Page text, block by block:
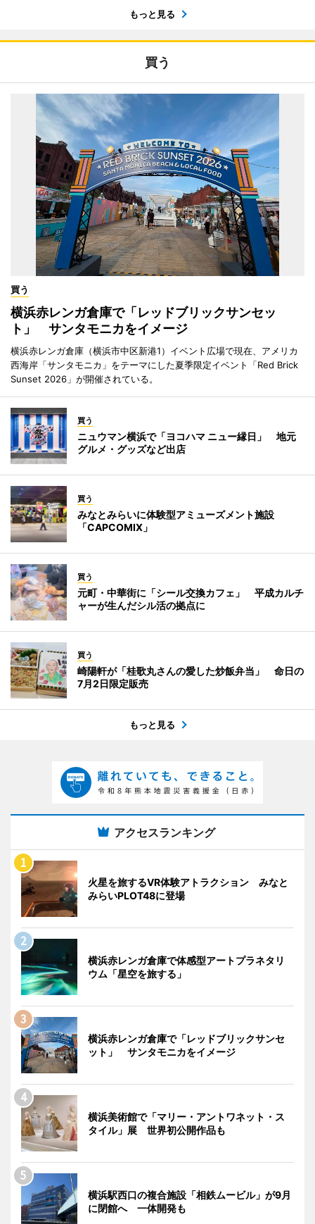
もっと見る
買う
買う
横浜赤レンガ倉庫で「レッドブリックサンセッ
ト」 サンタモニカをイメージ
横浜赤レンガ倉庫（横浜市中区新港1）イベント広場で現在、アメリカ
西海岸「サンタモニカ」をテーマにした夏季限定イベント「Red Brick
Sunset 2026」が開催されている。
買う
ニュウマン横浜で「ヨコハマ ニュー縁日」 地元
グルメ・グッズなど出店
買う
みなとみらいに体験型アミューズメント施設
「CAPCOMIX」
買う
元町・中華街に「シール交換カフェ」 平成カルチ
ャーが生んだシル活の拠点に
買う
崎陽軒が「桂歌丸さんの愛した炒飯弁当」 命日の
7月2日限定販売
もっと見る
アクセスランキング
火星を旅するVR体験アトラクション みなと
みらいPLOT48に登場
横浜赤レンガ倉庫で体感型アートプラネタリ
ウム「星空を旅する」
横浜赤レンガ倉庫で「レッドブリックサンセ
ット」 サンタモニカをイメージ
横浜美術館で「マリー・アントワネット・ス
タイル」展 世界初公開作品も
横浜駅西口の複合施設「相鉄ムービル」が9月
に閉館へ 一体開発も